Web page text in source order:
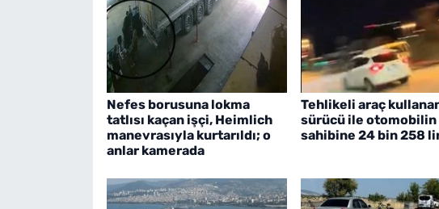
Nefes borusuna lokma
tatlısı kaçan işçi, Heimlich
manevrasıyla kurtarıldı; o
anlar kamerada
Tehlikeli araç
sürücü ile otomobilin
sahibine 24 bin 258